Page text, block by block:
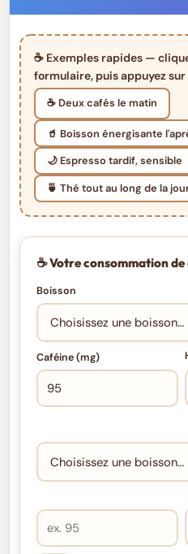
☕ Exemples rapides —
formulaire, puis appuyez sur
☕ Deux cafés le matin
🥤 Boisson énergisante
🌙 Espresso tardif, sensible
🍵 Thé tout au long de la
☕ Votre consommation
Boisson
Caféine (mg)